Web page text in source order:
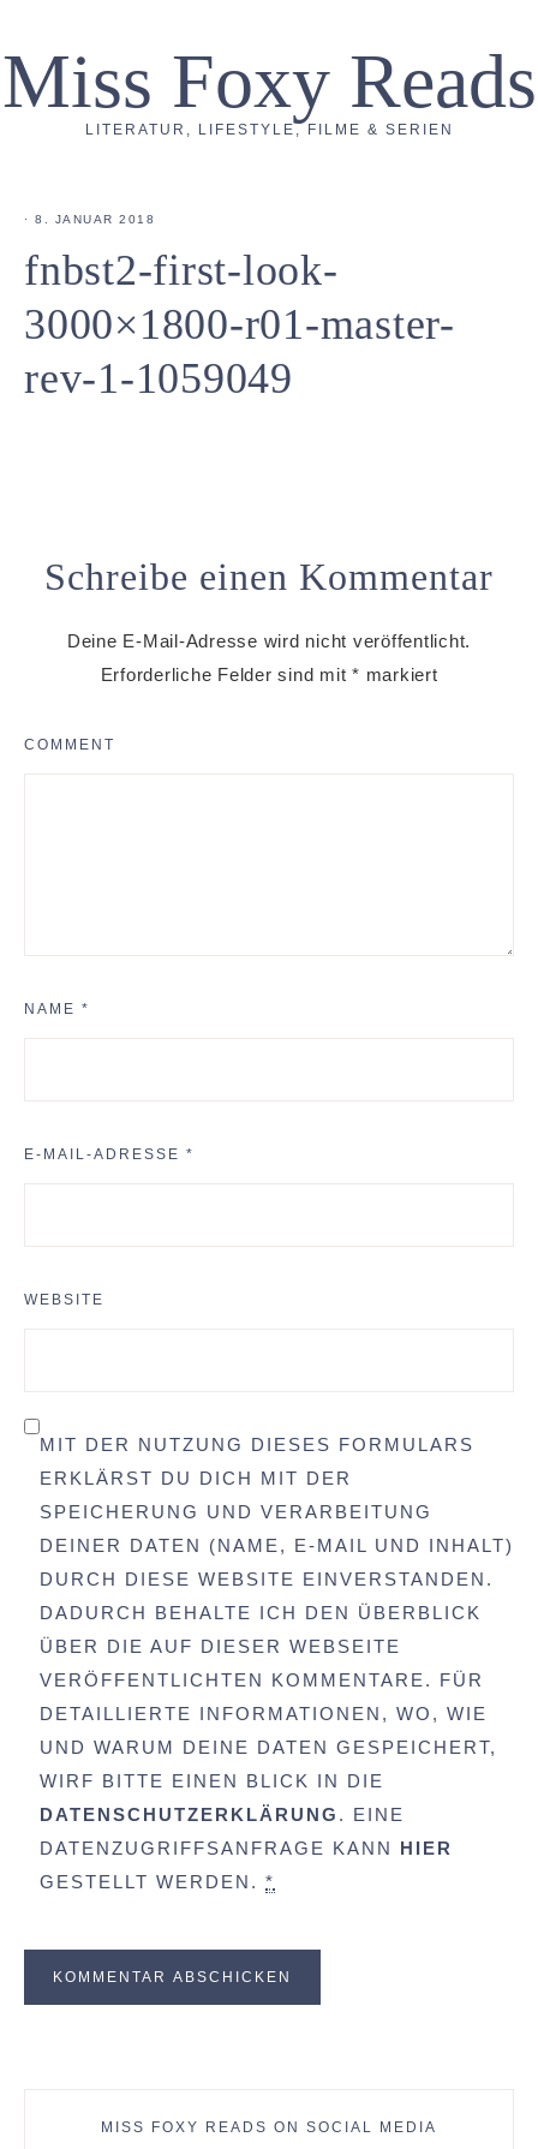
Miss Foxy Reads
LITERATUR, LIFESTYLE, FILME & SERIEN
· 8. JANUAR 2018
fnbst2-first-look-
3000×1800-r01-master-
rev-1-1059049
Schreibe einen Kommentar
Deine E-Mail-Adresse wird nicht veröffentlicht.
Erforderliche Felder sind mit * markiert
COMMENT
NAME *
E-MAIL-ADRESSE *
WEBSITE
MIT DER NUTZUNG DIESES FORMULARS
ERKLÄRST DU DICH MIT DER
SPEICHERUNG UND VERARBEITUNG
DEINER DATEN (NAME, E-MAIL UND INHALT)
DURCH DIESE WEBSITE EINVERSTANDEN.
DADURCH BEHALTE ICH DEN ÜBERBLICK
ÜBER DIE AUF DIESER WEBSEITE
VERÖFFENTLICHTEN KOMMENTARE. FÜR
DETAILLIERTE INFORMATIONEN, WO, WIE
UND WARUM DEINE DATEN GESPEICHERT,
WIRF BITTE EINEN BLICK IN DIE
DATENSCHUTZERKLÄRUNG . EINE
DATENZUGRIFFSANFRAGE KANN HIER
GESTELLT WERDEN. *
MISS FOXY READS ON SOCIAL MEDIA